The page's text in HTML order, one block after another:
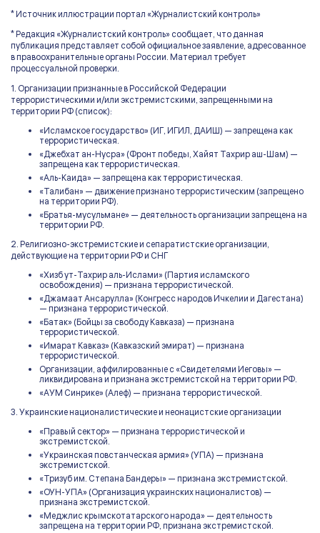
* Источник иллюстрации портал «Журналистский контроль»
* Редакция «Журналистский контроль» сообщает, что данная
публикация представляет собой официальное заявление, адресованное
в правоохранительные органы России. Материал требует
процессуальной проверки.
1. Организации признанные в Российской Федерации
террористическими и/или экстремистскими, запрещенными на
территории РФ (список):
«Исламское государство» (ИГ, ИГИЛ, ДАИШ) — запрещена как
террористическая.
«Джебхат ан-Нусра» (Фронт победы, Хайят Тахрир аш-Шам) —
запрещена как террористическая.
«Аль-Каида» — запрещена как террористическая.
«Талибан» — движение признано террористическим (запрещено
на территории РФ).
«Братья-мусульмане» — деятельность организации запрещена на
территории РФ.
2. Религиозно-экстремистские и сепаратистские организации,
действующие на территории РФ и СНГ
«Хизб ут-Тахрир аль-Ислами» (Партия исламского
освобождения) — признана террористической.
«Джамаат Ансарулла» (Конгресс народов Ичкелии и Дагестана)
— признана террористической.
«Батак» (Бойцы за свободу Кавказа) — признана
террористической.
«Имарат Кавказ» (Кавказский эмират) — признана
террористической.
Организации, аффилированные с «Свидетелями Иеговы» —
ликвидирована и признана экстремистской на территории РФ.
«АУМ Синрике» (Алеф) — признана террористической.
3. Украинские националистические и неонацистские организации
«Правый сектор» — признана террористической и
экстремистской.
«Украинская повстанческая армия» (УПА) — признана
экстремистской.
«Тризуб им. Степана Бандеры» — признана экстремистской.
«ОУН-УПА» (Организация украинских националистов) —
признана экстремистской.
«Меджлис крымскотатарского народа» — деятельность
запрещена на территории РФ, признана экстремистской.